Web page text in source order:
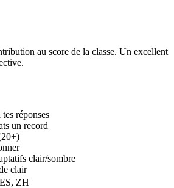
au score de la classe. Un excellent
réponses
un record
clair/sombre
clair
ZH